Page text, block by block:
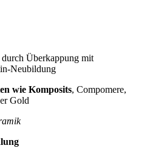
Überkappung mit
Neubildung
wie Komposits, Compomere,
Gold